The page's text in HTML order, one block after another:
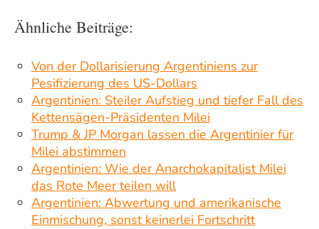
Ähnliche Beiträge:
Von der Dollarisierung Argentiniens zur
Pesifizierung des US-Dollars
Argentinien: Steiler Aufstieg und tiefer Fall des
Kettensägen-Präsidenten Milei
Trump & JP Morgan lassen die Argentinier für
Milei abstimmen
Argentinien: Wie der Anarchokapitalist Milei
das Rote Meer teilen will
Argentinien: Abwertung und amerikanische
Einmischung, sonst keinerlei Fortschritt